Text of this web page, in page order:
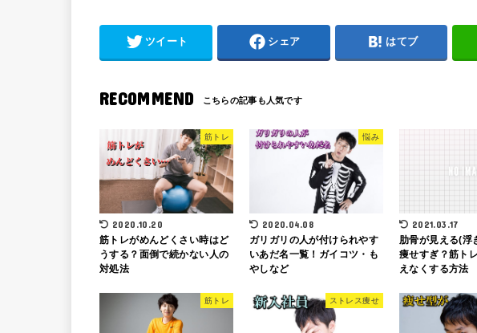
ツイート シェア はてブ
RECOMMEND
筋トレ
2020.10.20
筋トレがめんどくさい時はど
うする？面倒で続かない人の
対処法
悩み
2020.04.08
ガリガリの人が付けられやす
いあだ名一覧！ガイコツ・も
やしなど
2021.03.17
肋骨が見える(浮
痩せすぎ？筋ト
えなくする方法
筋トレ ストレス痩せ